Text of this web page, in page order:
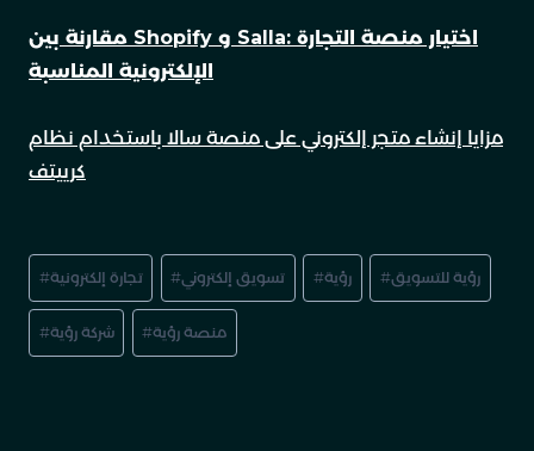
مقارنة بين Shopify و Salla: اختيار منصة التجارة
الإلكترونية المناسبة
مزايا إنشاء متجر إلكتروني على منصة سالا باستخدام نظام
كرييتف
#تجارة إلكترونية #تسويق إلكتروني #رؤية #رؤية للتسويق
#شركة رؤية #منصة رؤية